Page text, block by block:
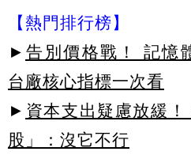
【熱門排行榜】
► 告別價格戰！ 記憶
台廠核心指標一次看
► 資本支出疑慮放緩
股」：沒它不行